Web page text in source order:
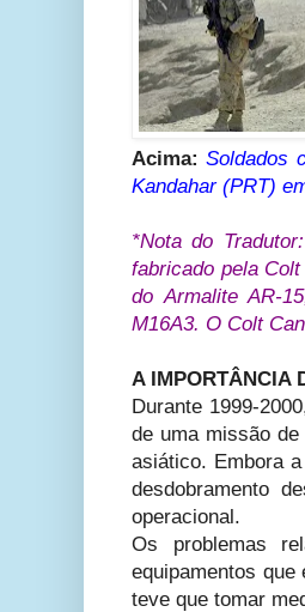
Acima:Soldados
Kandahar (PRT)
*Nota do
fabricado pela
do Armalite AR-
M16A3. O Colt
A IMPORTÂNCIA
Durante 1999-
de uma missão
asiático. Embora
desdobramento
operacional.
Os problemas
equipamentos
teve que tomar